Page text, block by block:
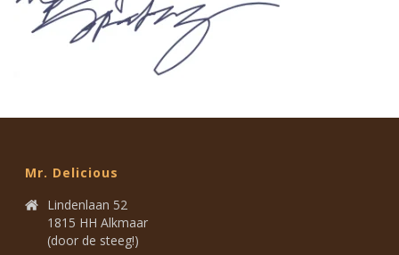
Mr. Delicious
Lindenlaan 52
1815 HH Alkmaar
(door de steeg!)